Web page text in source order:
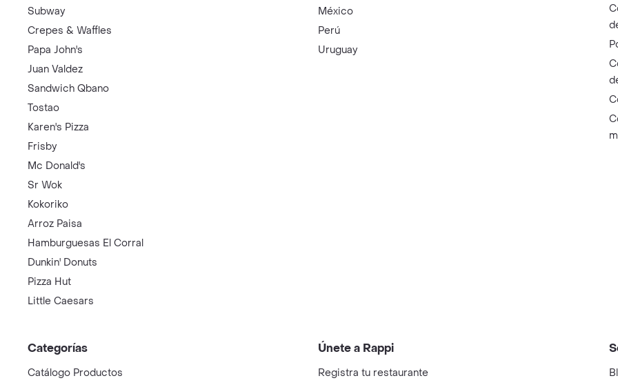
Subway
Crepes & Waffles
Papa John's
Juan Valdez
Sandwich Qbano
Tostao
Karen's Pizza
Frisby
Mc Donald's
Sr Wok
Kokoriko
Arroz Paisa
Hamburguesas El Corral
Dunkin' Donuts
Pizza Hut
Little Caesars
México
Perú
Uruguay
Categorías
Catálogo Productos
Únete a Rappi
Registra tu restaurante